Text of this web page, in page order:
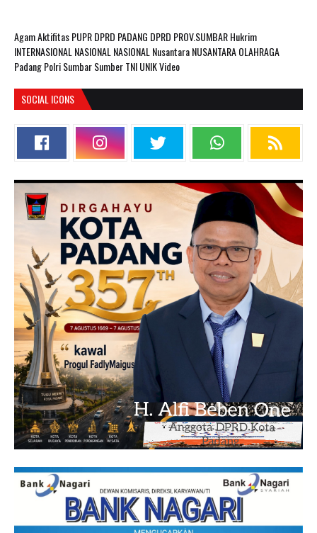
AgamAktifitas PUPRDPRD PADANG DPRD PROV.SUMBARHukrim
INTERNASIONAL NASIONAL NASIONAL NusantaraNUSANTARAOLAHRAGA
PadangPolriSumbarSumberTNIUNIKVideo
SOCIAL ICONS